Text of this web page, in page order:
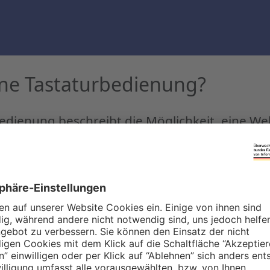
Tastaturbedienung?
beschreibt die Möglichkeit, eine
der Tastatur zu bedienen, ohne Maus
Tab-Taste, Pfeiltasten, Enter und Escape
Inhalte und interaktive Elemente wie
und diese bedienen.
für digitale
auf die Navigation per Tastatur angewiesen,
(z. B. bei einem gebrochenen